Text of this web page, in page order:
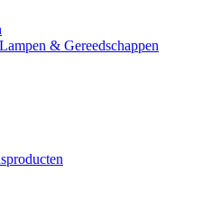
Lampen & Gereedschappen